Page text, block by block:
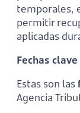
temporales,
permitir
aplicadas
Fechas
Estas son las
Agencia